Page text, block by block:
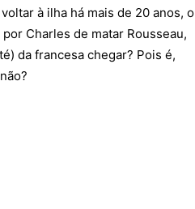
à ilha há mais de 20 anos, o
Charles de matar Rousseau,
da francesa chegar? Pois é,